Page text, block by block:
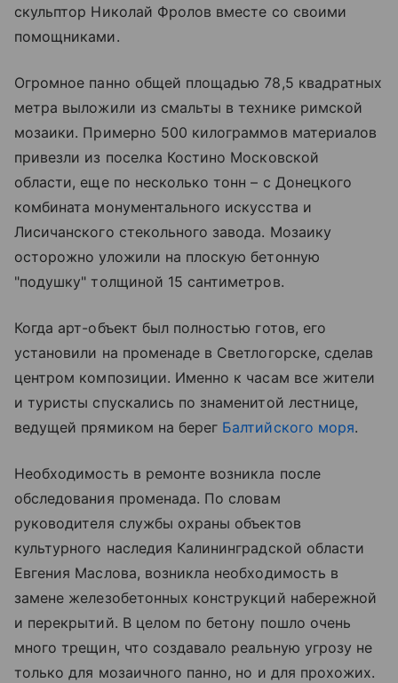
скульптор Николай Фролов вместе со своими
помощниками.
Огромное панно общей площадью 78,5 квадратных
метра выложили из смальты в технике римской
мозаики. Примерно 500 килограммов материалов
привезли из поселка Костино Московской
области, еще по несколько тонн – с Донецкого
комбината монументального искусства и
Лисичанского стекольного завода. Мозаику
осторожно уложили на плоскую бетонную
"подушку" толщиной 15 сантиметров.
Когда арт-объект был полностью готов, его
установили на променаде в Светлогорске, сделав
центром композиции. Именно к часам все жители
и туристы спускались по знаменитой лестнице,
ведущей прямиком на берег Балтийского моря.
Необходимость в ремонте возникла после
обследования променада. По словам
руководителя службы охраны объектов
культурного наследия Калининградской области
Евгения Маслова, возникла необходимость в
замене железобетонных конструкций набережной
и перекрытий. В целом по бетону пошло очень
много трещин, что создавало реальную угрозу не
только для мозаичного панно, но и для прохожих.